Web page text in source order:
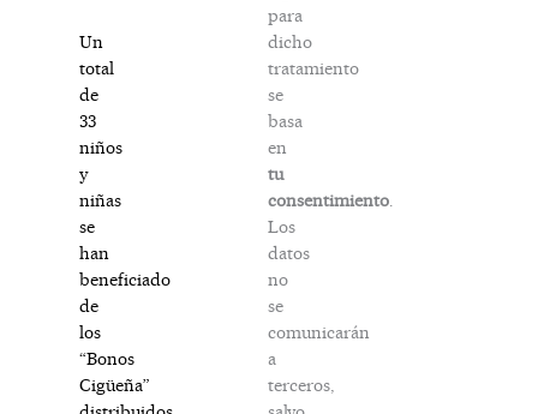
Un
total
de
33
niños
y
niñas
se
han
beneficiado
de
los
“Bonos
Cigüeña”
para
dicho
tratamiento
se
basa
en
tu
consentimiento
Los
datos
no
se
comunicarán
a
terceros,